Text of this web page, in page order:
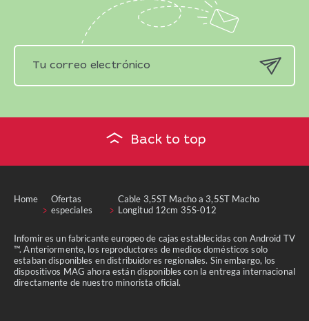
Back to top
Home
Ofertas
especiales
Cable 3,5ST Macho a 3,5ST Macho
Longitud 12cm 35S-012
Infomir es un fabricante europeo de cajas establecidas con Android TV
™. Anteriormente, los reproductores de medios domésticos solo
estaban disponibles en distribuidores regionales. Sin embargo, los
dispositivos MAG ahora están disponibles con la entrega internacional
directamente de nuestro minorista oficial.